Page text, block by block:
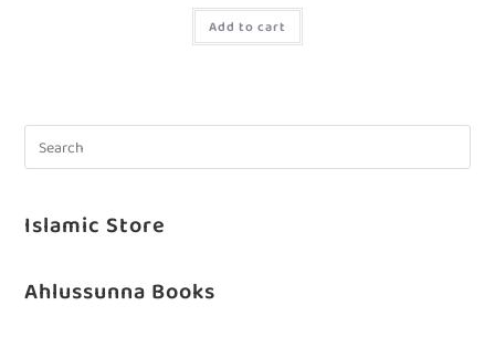
Add to cart
Islamic Store
Ahlussunna Books